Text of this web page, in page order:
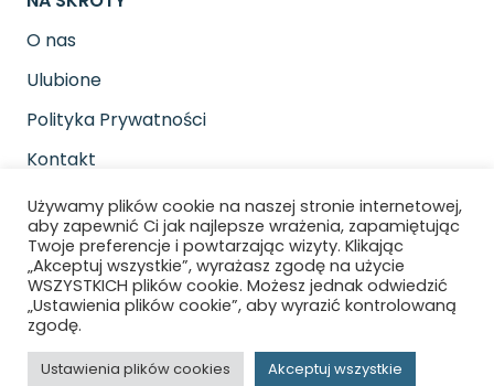
O nas
Ulubione
Polityka Prywatności
Kontakt
Znajdziesz nas na
Copyright © 2026 Gra pod pada. All rights
reserved.
Używamy plików cookie na naszej stronie internetowej,
aby zapewnić Ci jak najlepsze wrażenia, zapamiętując
Twoje preferencje i powtarzając wizyty. Klikając
„Akceptuj wszystkie”, wyrażasz zgodę na użycie
WSZYSTKICH plików cookie. Możesz jednak odwiedzić
„Ustawienia plików cookie”, aby wyrazić kontrolowaną
zgodę.
Ustawienia plików cookies Akceptuj wszystkie